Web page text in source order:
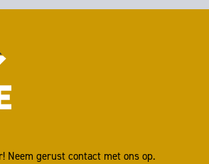
Neem gerust contact met ons op.